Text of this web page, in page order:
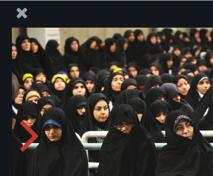
Информационный блок
Встреча Верховного Лидера
школьниками